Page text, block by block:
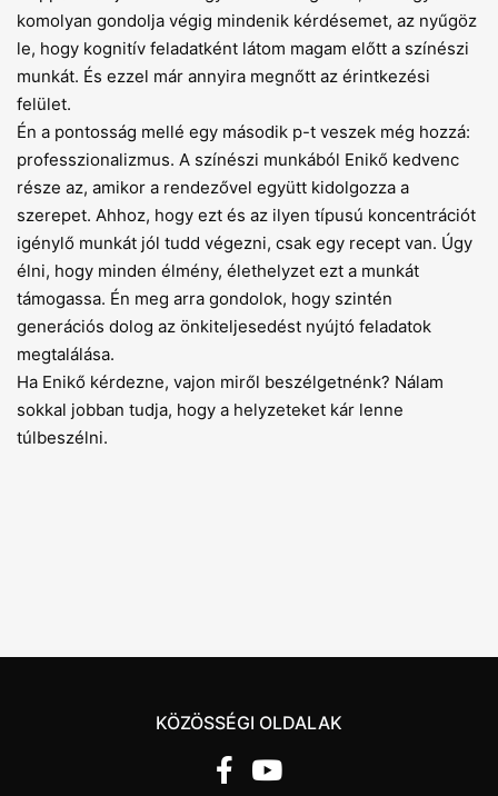
komolyan gondolja végig mindenik kérdésemet, az nyűgöz
le, hogy kognitív feladatként látom magam előtt a színészi
munkát. És ezzel már annyira megnőtt az érintkezési
felület.
Én a pontosság mellé egy második p-t veszek még hozzá:
professzionalizmus. A színészi munkából Enikő kedvenc
része az, amikor a rendező­vel együtt kidolgozza a
szerepet. Ahhoz, hogy ezt és az ilyen típusú koncentrációt
igénylő munkát jól tudd végezni, csak egy recept van. Úgy
élni, hogy minden élmény, élethelyzet ezt a munkát
támogassa. Én meg arra gondolok, hogy szintén
generációs dolog az önkiteljesedést nyújtó feladatok
megtalálása.
Ha Enikő kérdezne, vajon miről beszélgetnénk? Nálam
sokkal jobban tudja, hogy a helyzeteket kár lenne
túlbeszélni.
KÖZÖSSÉGI OLDALAK